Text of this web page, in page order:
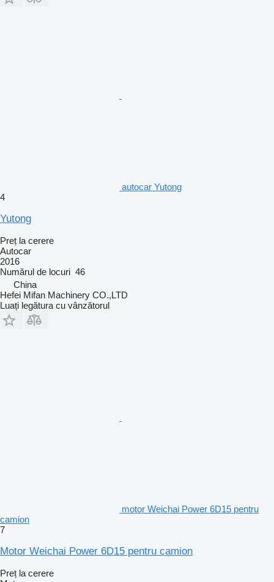
autocar Yutong
4
Yutong
Preț la cerere
Autocar
2016
Numărul de locuri 46
China
Hefei Mifan Machinery CO.,LTD
Luați legătura cu vânzătorul
motor Weichai Power 6D15 pentru
camion
7
Motor Weichai Power 6D15 pentru camion
Preț la cerere